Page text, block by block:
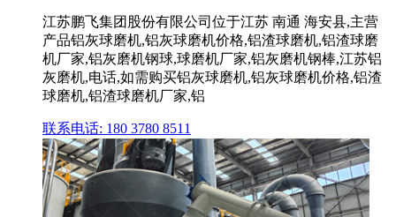
江苏鹏飞集团股份有限公司位于江苏 南通 海安县,主营
产品铝灰球磨机,铝灰球磨机价格,铝渣球磨机,铝渣球磨
机厂家,铝灰磨机钢球,球磨机厂家,铝灰磨机钢棒,江苏铝
灰磨机,电话,如需购买铝灰球磨机,铝灰球磨机价格,铝渣
球磨机,铝渣球磨机厂家,铝
联系电话: 180 3780 8511